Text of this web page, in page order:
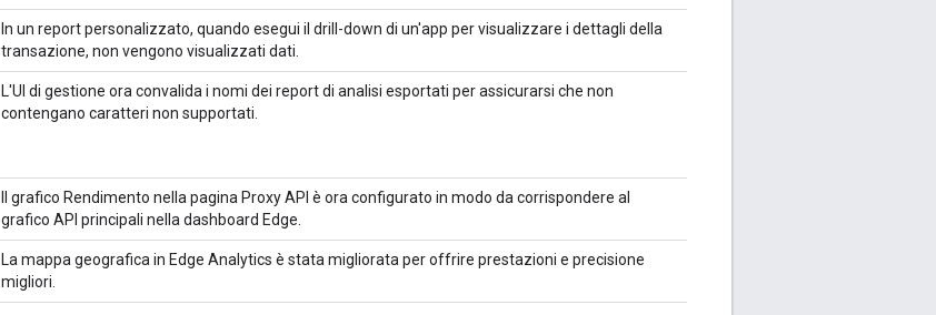
In un report personalizzato, quando esegui il drill-down di un'app per visualizzare i dettagli della
transazione, non vengono visualizzati dati.
L'UI di gestione ora convalida i nomi dei report di analisi esportati per assicurarsi che non
contengano caratteri non supportati.
Il grafico Rendimento nella pagina Proxy API è ora configurato in modo da corrispondere al
grafico API principali nella dashboard Edge.
La mappa geografica in Edge Analytics è stata migliorata per offrire prestazioni e precisione
migliori.